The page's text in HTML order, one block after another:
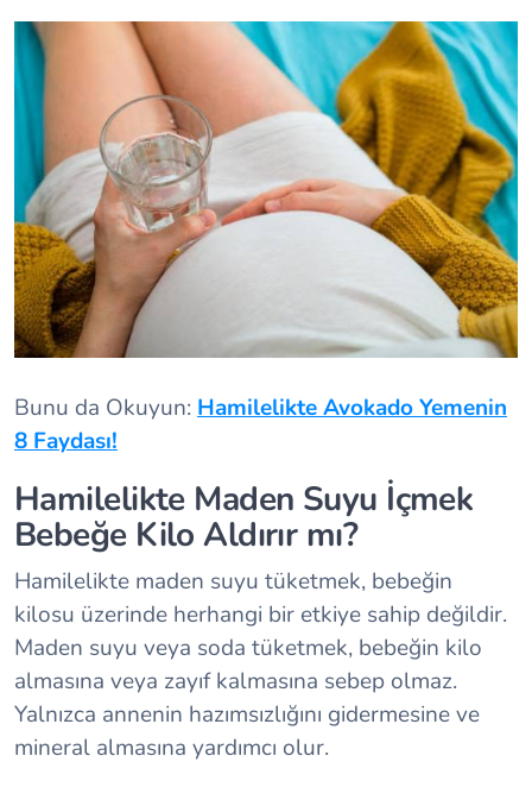
Bunu da Okuyun: Hamilelikte Avokado Yemenin
8 Faydası!
Hamilelikte Maden Suyu İçmek
Bebeğe Kilo Aldırır mı?
Hamilelikte maden suyu tüketmek, bebeğin
kilosu üzerinde herhangi bir etkiye sahip değildir.
Maden suyu veya soda tüketmek, bebeğin kilo
almasına veya zayıf kalmasına sebep olmaz.
Yalnızca annenin hazımsızlığını gidermesine ve
mineral almasına yardımcı olur.